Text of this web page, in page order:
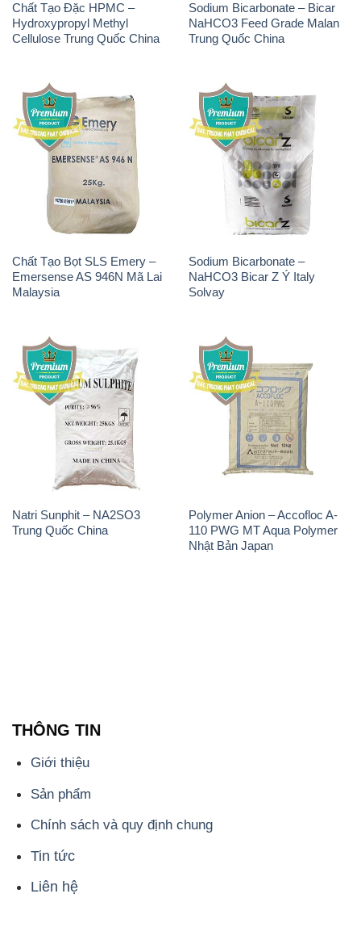
Chất Tạo Đặc HPMC –
Hydroxypropyl Methyl
Cellulose Trung Quốc China
Sodium Bicarbonate – Bicar
NaHCO3 Feed Grade Malan
Trung Quốc China
Chất Tạo Bọt SLS Emery –
Emersense AS 946N Mã Lai
Malaysia
Sodium Bicarbonate –
NaHCO3 Bicar Z Ý Italy
Solvay
Natri Sunphit – NA2SO3
Trung Quốc China
Polymer Anion – Accofloc A-
110 PWG MT Aqua Polymer
Nhật Bản Japan
THÔNG TIN
Giới thiệu
Sản phẩm
Chính sách và quy định chung
Tin tức
Liên hệ